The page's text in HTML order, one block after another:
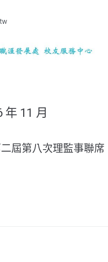
年 11 月
屆第八次理監事聯席